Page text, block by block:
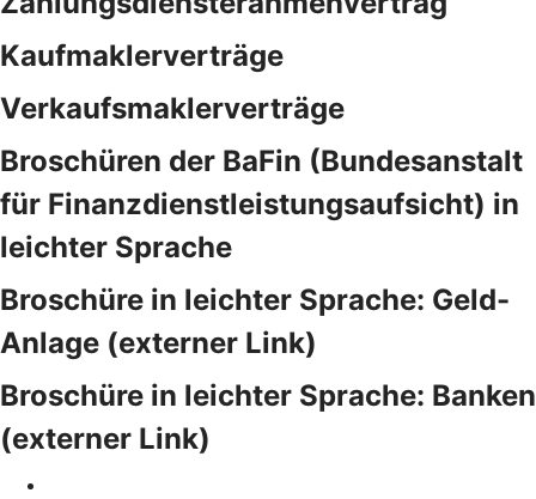
Kaufmaklerverträge
Verkaufsmaklerverträge
Broschüren der BaFin (Bundesanstalt
für Finanzdienstleistungsaufsicht) in
leichter Sprache
Broschüre in leichter Sprache: Geld-
Anlage (externer Link)
Broschüre in leichter Sprache: Banken
(externer Link)